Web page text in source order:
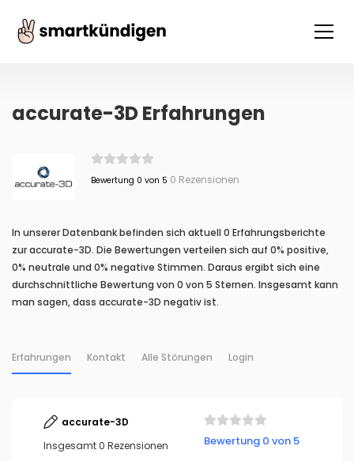
accurate-3D Erfahrungen
Bewertung 0 von 5 0 Rezensionen
In unserer Datenbank befinden sich aktuell 0 Erfahrungsberichte
zur accurate-3D. Die Bewertungen verteilen sich auf 0% positive,
0% neutrale und 0% negative Stimmen. Daraus ergibt sich eine
durchschnittliche Bewertung von 0 von 5 Sternen. Insgesamt kann
man sagen, dass accurate-3D negativ ist.
Erfahrungen Kontakt Alle Störungen Login
accurate-3D
Insgesamt 0 Rezensionen
Bewertung 0 von 5